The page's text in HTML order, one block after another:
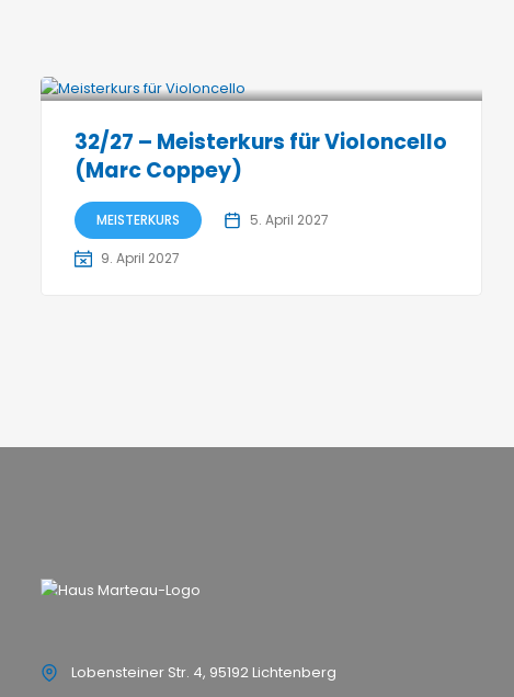
32/27 – Meisterkurs für Violoncello
(Marc Coppey)
MEISTERKURS 5. April 2027
9. April 2027
Lobensteiner Str. 4, 95192 Lichtenberg